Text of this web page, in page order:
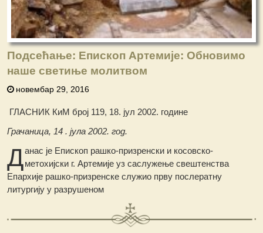
Подсећање: Епископ Артемије: Обновимо
наше светиње молитвом
новембар 29, 2016
ГЛАСНИК КиМ број 119, 18. јул 2002. године
Грачаница, 14 . јула 2002. год.
Данас је Епископ рашко-призренски и косовско-
метохијски г. Артемије уз саслужење свештенства
Епархије рашко-призренске служио прву послератну
литургију у разрушеном